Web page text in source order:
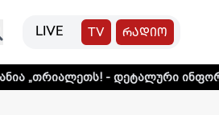
LIVE TV რადიო
ინფორმაციისთვის